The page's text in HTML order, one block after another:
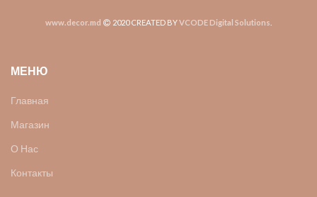
www.decor.md 2020 CREATED BYVCODE Digital Solutions
МЕНЮ
Главная
Магазин
О Нас
Контакты